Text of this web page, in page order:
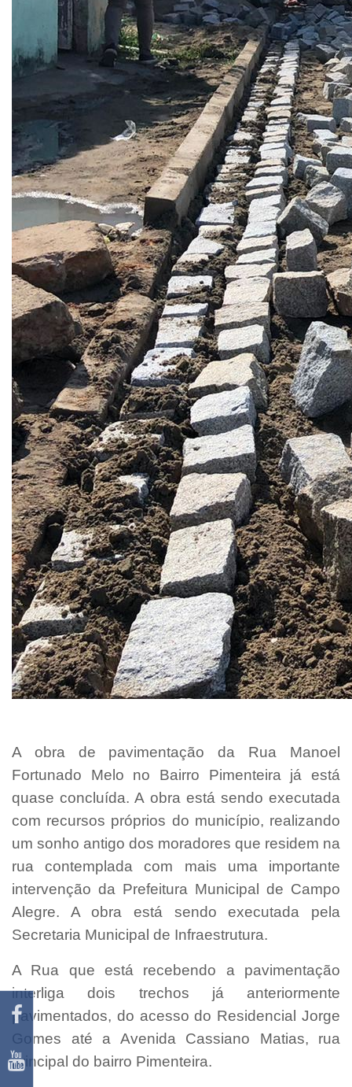
A obra de pavimentação da Rua Manoel
Fortunado Melo no Bairro Pimenteira já está
quase concluída. A obra está sendo executada
com recursos próprios do município, realizando
um sonho antigo dos moradores que residem na
rua contemplada com mais uma importante
intervenção da Prefeitura Municipal de Campo
Alegre. A obra está sendo executada pela
Secretaria Municipal de Infraestrutura.
A Rua que está recebendo a pavimentação
interliga dois trechos já anteriormente
pavimentados, do acesso do Residencial Jorge
Gomes até a Avenida Cassiano Matias, rua
principal do bairro Pimenteira.